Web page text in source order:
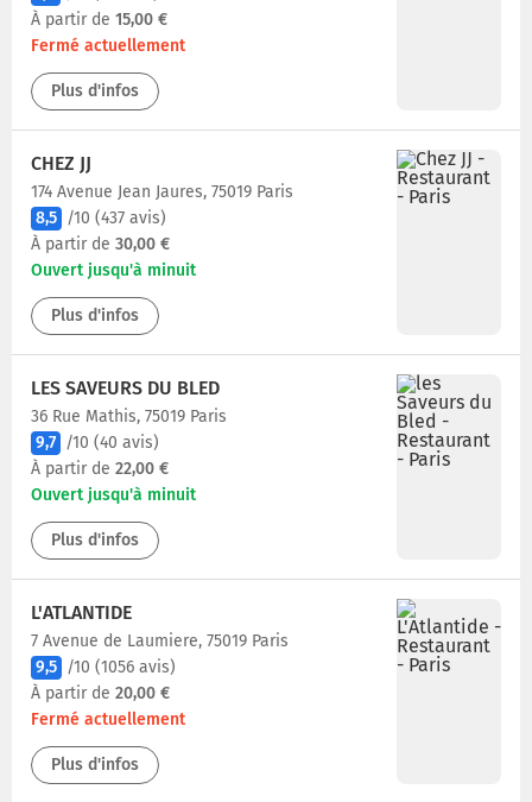
À partir de 15,00 €
Fermé actuellement
Plus d'infos
CHEZ JJ
174 Avenue Jean Jaures, 75019 Paris
8,5 /10 (437 avis)
À partir de 30,00 €
Ouvert jusqu'à minuit
Plus d'infos
LES SAVEURS DU BLED
36 Rue Mathis, 75019 Paris
9,7 /10 (40 avis)
À partir de 22,00 €
Ouvert jusqu'à minuit
Plus d'infos
L'ATLANTIDE
7 Avenue de Laumiere, 75019 Paris
9,5 /10 (1056 avis)
À partir de 20,00 €
Fermé actuellement
Plus d'infos